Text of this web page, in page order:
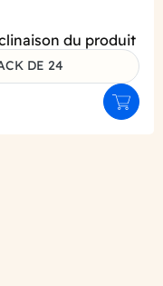
du produit
DE 24